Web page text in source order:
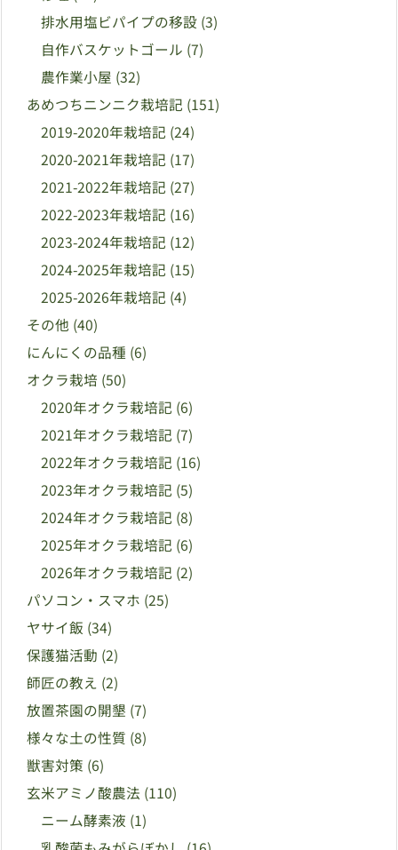
排水用塩ビパイプの移設 (3)
自作バスケットゴール (7)
農作業小屋 (32)
あめつちニンニク栽培記 (151)
2019-2020年栽培記 (24)
2020-2021年栽培記 (17)
2021-2022年栽培記 (27)
2022-2023年栽培記 (16)
2023-2024年栽培記 (12)
2024-2025年栽培記 (15)
2025-2026年栽培記 (4)
その他 (40)
にんにくの品種 (6)
オクラ栽培 (50)
2020年オクラ栽培記 (6)
2021年オクラ栽培記 (7)
2022年オクラ栽培記 (16)
2023年オクラ栽培記 (5)
2024年オクラ栽培記 (8)
2025年オクラ栽培記 (6)
2026年オクラ栽培記 (2)
パソコン・スマホ (25)
ヤサイ飯 (34)
保護猫活動 (2)
師匠の教え (2)
放置茶園の開墾 (7)
様々な土の性質 (8)
獣害対策 (6)
玄米アミノ酸農法 (110)
ニーム酵素液 (1)